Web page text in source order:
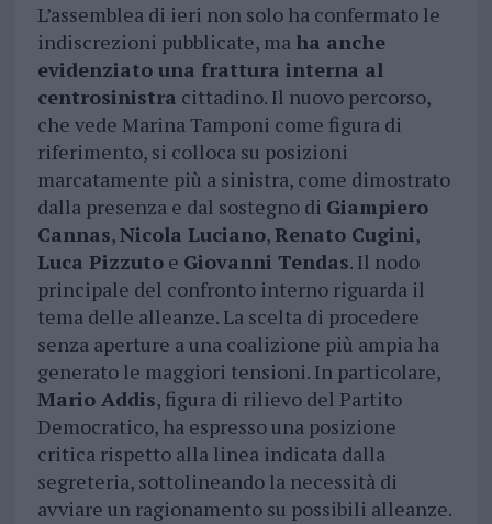
L’assemblea di ieri non solo ha confermato le
indiscrezioni pubblicate, ma ha anche
evidenziato una frattura interna al
centrosinistra cittadino. Il nuovo percorso,
che vede Marina Tamponi come figura di
riferimento, si colloca su posizioni
marcatamente più a sinistra, come dimostrato
dalla presenza e dal sostegno di Giampiero
Cannas,Nicola Luciano,Renato Cugini,
Luca Pizzutoe Giovanni Tendas. Il nodo
principale del confronto interno riguarda il
tema delle alleanze. La scelta di procedere
senza aperture a una coalizione più ampia ha
generato le maggiori tensioni. In particolare,
Mario Addis, figura di rilievo del Partito
Democratico, ha espresso una posizione
critica rispetto alla linea indicata dalla
segreteria, sottolineando la necessità di
avviare un ragionamento su possibili alleanze.